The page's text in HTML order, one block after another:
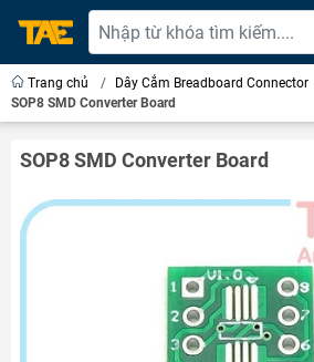
Trang chủ / Dây Cắm Breadboard Connector
SOP8 SMD Converter Board
SOP8 SMD Converter Board